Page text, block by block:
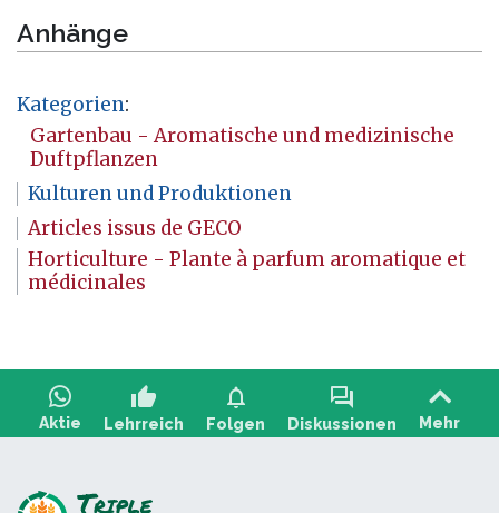
Anhänge
Kategorien:
Gartenbau - Aromatische und medizinische
Duftpflanzen
Kulturen und Produktionen
Articles issus de GECO
Horticulture - Plante à parfum aromatique et
médicinales
Aktie
thumb_up
Lehrreich
notifications
Folgen
forum
Diskussionen Mehr